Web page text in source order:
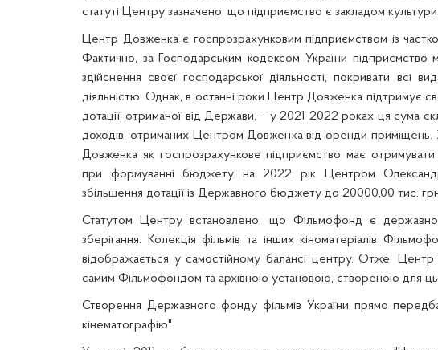
статуті Центру зазначено, що підприємство є закладом культури.
Центр Довженка є госпрозрахунковим підприємством із
Фактично, за Господарським кодексом України підприємство
здійснення своєї господарської діяльності, покривати всі
діяльністю. Однак, в останні роки Центр Довженка підтримує
дотації, отриманої від Держави, – у 2021-2022 роках ця сума
доходів, отриманих Центром Довженка від оренди приміщень.
Довженка як госпрозрахункове підприємство має
при формуванні бюджету на 2022 рік Центром
збільшення дотації із Державного бюджету до 20000,00 тис.
Статутом Центру встановлено, що Фільмофонд є
зберігання. Колекція фільмів та інших кіноматеріалів
відображається у самостійному балансі центру. Отже,
самим Фільмофондом та архівною установою, створеною для
Створення Державного фонду фільмів України прямо
кінематографію".